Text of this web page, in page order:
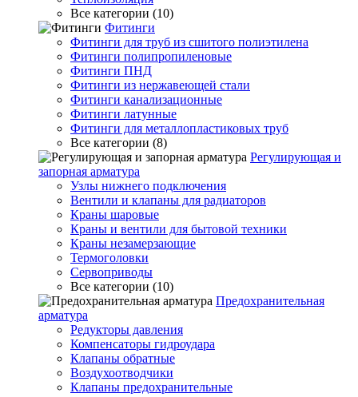
Все категории (10)
Фитинги
Фитинги для труб из сшитого полиэтилена
Фитинги полипропиленовые
Фитинги ПНД
Фитинги из нержавеющей стали
Фитинги канализационные
Фитинги латунные
Фитинги для металлопластиковых труб
Все категории (8)
Регулирующая и
запорная арматура
Узлы нижнего подключения
Вентили и клапаны для радиаторов
Краны шаровые
Краны и вентили для бытовой техники
Краны незамерзающие
Термоголовки
Сервоприводы
Все категории (10)
Предохранительная
арматура
Редукторы давления
Компенсаторы гидроудара
Клапаны обратные
Воздухоотводчики
Клапаны предохранительные